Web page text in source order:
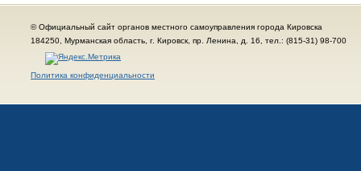
© Официальный сайт органов местного самоуправления города Кировска
184250, Мурманская область, г. Кировск, пр. Ленина, д. 16, тел.: (815-31) 98-700
Политика конфиденциальности